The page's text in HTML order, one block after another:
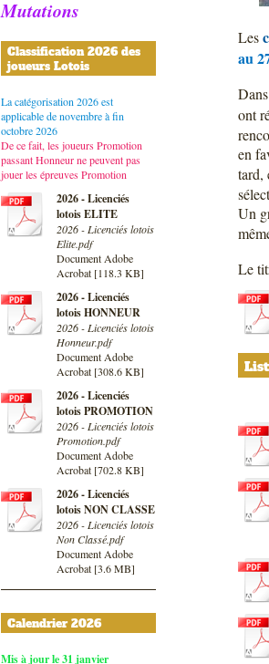
Mutations
Classification 2026 des
joueurs Lotois
La catégorisation 2026 est
applicable de novembre à fin
octobre 2026
De ce fait, les joueurs Promotion
passant Honneur ne peuvent pas
jouer les épreuves Promotion
2026 - Licenciés
lotois ELITE
2026 - Licenciés lotois
Elite.pdf
Document Adobe
Acrobat [118.3 KB]
2026 - Licenciés
lotois HONNEUR
2026 - Licenciés lotois
Honneur.pdf
Document Adobe
Acrobat [308.6 KB]
2026 - Licenciés
lotois PROMOTION
2026 - Licenciés lotois
Promotion.pdf
Document Adobe
Acrobat [702.8 KB]
2026 - Licenciés
lotois NON CLASSE
2026 - Licenciés lotois
Non Classé.pdf
Document Adobe
Acrobat [3.6 MB]
Calendrier 2026
Mis à jour le 31 janvier
Les
au
ont
en
tard,
Un
Le